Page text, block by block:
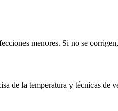
menores. Si no se
de la temperatura y técnicas de